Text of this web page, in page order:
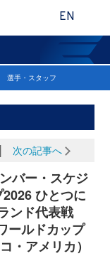
EN
選手・スタッフ
次の記事へ
バー・スケジ
ひとつに
ンド代表戦
ールドカップ
・アメリカ）